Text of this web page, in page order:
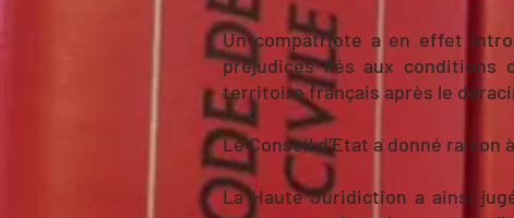
Un compatriote a en effet
préjudices liés aux
territoire français après le
Le Conseil d’Etat a donné
La Haute Juridiction a ainsi